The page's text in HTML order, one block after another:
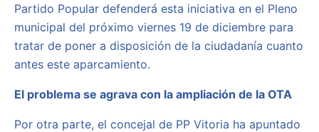
Partido Popular defenderá esta iniciativa en el Pleno
municipal del próximo viernes 19 de diciembre para
tratar de poner a disposición de la ciudadanía cuanto
antes este aparcamiento.
El problema se agrava con la ampliación de la OTA
Por otra parte, el concejal de PP Vitoria ha apuntado